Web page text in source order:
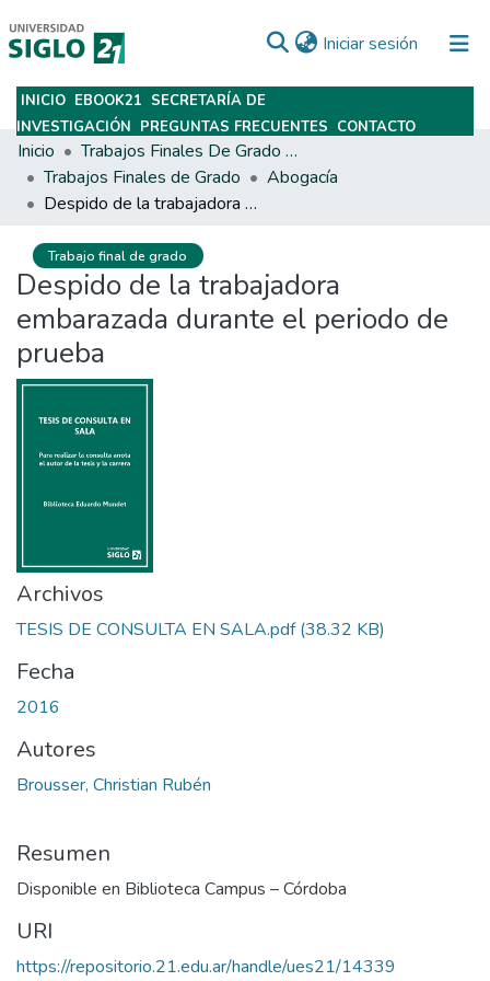
Iniciar sesión (current)
Subir
INICIO EBOOK21 SECRETARÍA DE
INVESTIGACIÓN PREGUNTAS FRECUENTES CONTACTO
Inicio
Trabajos Finales De Grado Y Posgrado
Trabajos Finales de Grado
Abogacía
Despido de la trabajadora embarazada durante el periodo de prueba
Trabajo final de grado
Despido de la trabajadora
embarazada durante el periodo de
prueba
Archivos
TESIS DE CONSULTA EN SALA.pdf(38.32 KB)
Fecha
2016
Autores
Brousser, Christian Rubén
Resumen
Disponible en Biblioteca Campus – Córdoba
URI
https://repositorio.21.edu.ar/handle/ues21/14339